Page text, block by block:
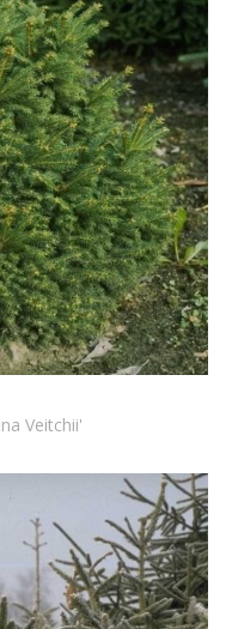
Veitchii'